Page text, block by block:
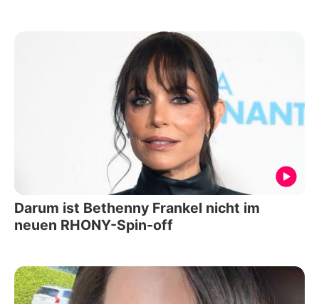
Darum ist Bethenny Frankel nicht im
neuen RHONY-Spin-off